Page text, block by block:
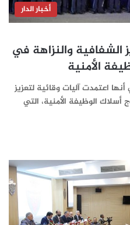
أخبار الدار
الشفافية والنزاهة في
الأمنية
اعتمدت آليات وقائية لتعزيز
أسلاك الوظيفة الأمنية، التي